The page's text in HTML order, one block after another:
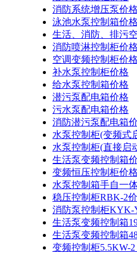
消防系统增压泵价格
泳池水泵控制箱价格
生活、消防、排污
消防喷淋控制柜价格
空调变频控制柜价格
补水泵控制柜价格
给水泵控制箱价格
潜污泵配电箱价格
污水泵配电箱价格
消防潜污泵配电箱
水泵控制柜(变频式
水泵控制柜(直接启
生活泵变频控制箱
变频恒压控制柜价格
水泵控制箱手自一
稳压控制柜RBK-2
消防泵控制柜KYK-
生活泵变频控制箱
生活泵变频控制箱
变频控制柜5.5KW-